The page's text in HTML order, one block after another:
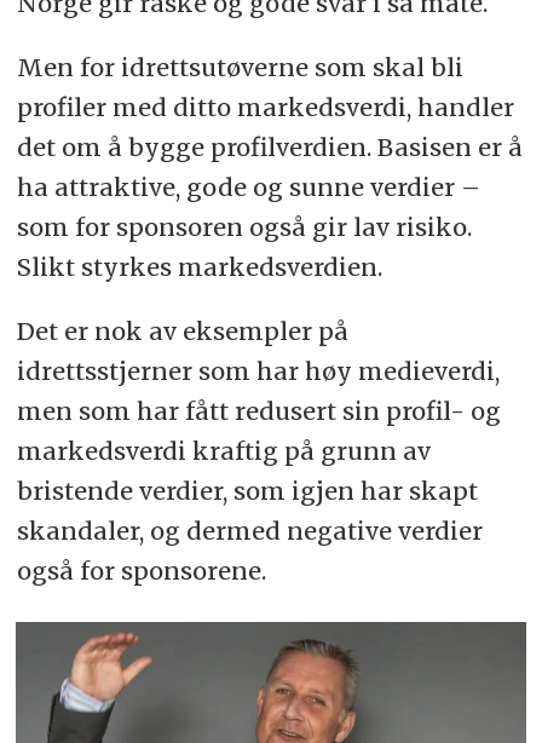
Men for idrettsutøverne som skal bli
profiler med ditto markedsverdi, handler
det om å bygge profilverdien. Basisen er å
ha attraktive, gode og sunne verdier –
som for sponsoren også gir lav risiko.
Slikt styrkes markedsverdien.
Det er nok av eksempler på
idrettsstjerner som har høy medieverdi,
men som har fått redusert sin profil- og
markedsverdi kraftig på grunn av
bristende verdier, som igjen har skapt
skandaler, og dermed negative verdier
også for sponsorene.